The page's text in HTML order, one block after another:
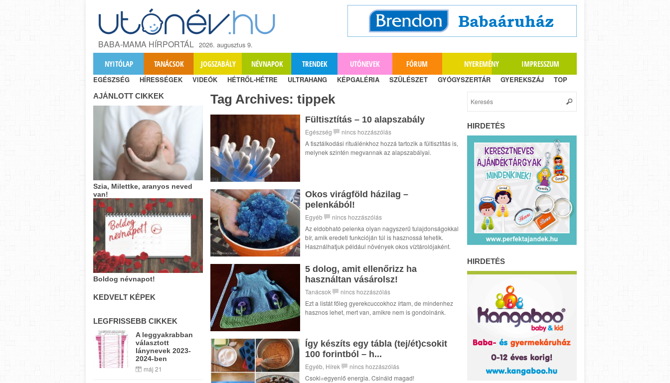
BABA-MAMA HÍRPORTÁL 2026. augusztus 9.
NYITÓLAP TANÁCSOK JOGSZABÁLY NÉVNAPOK TRENDEK UTÓNEVEK FÓRUM NYEREMÉNY IMPRESSZUM
EGÉSZSÉG HÍRESSÉGEK VIDEÓK HÉTRŐL-HÉTRE ULTRAHANG KÉPGALÉRIA SZÜLÉSZET GYÓGYSZERTÁR GYEREKSZÁJ TOP
Tag Archives: tippek
Fültisztítás – 10 alapszabály
Egészség
nincs hozzászólás
A tisztálkodási rituálénkhoz hozzá tartozik a fültisztítás is,
melynek szintén megvannak az alapszabályai.
Okos virágföld házilag –
pelenkából!
Egyéb
nincs hozzászólás
Az eldobható pelenka olyan nagyszerű tulajdonságokkal
bír, amik eredeti funkcióján túl is hasznossá tehetik.
Használhatjuk például növények okos víztárolójaként.
5 dolog, amit ellenőrizz ha
használtan vásárolsz!
Tanácsok
nincs hozzászólás
Ezt a listát főleg gyerekcuccokhoz írtam, de mindenhez
hasznos lehet, mert van, amikre nem is gondolnánk.
Így készíts egy tábla (tej/ét)csokit
100 forintból – h...
Egyéb, Hírek
nincs hozzászólás
Csoki=egyenlő energia. Csináld magad!
AJÁNLOTT CIKKEK
Szia, Milettke, aranyos neved
van!
Boldog névnapot!
KEDVELT KÉPEK
LEGFRISSEBB CIKKEK
A leggyakrabban
választott
lánynevek 2023-
2024-ben
máj 21
HIRDETÉS
HIRDETÉS